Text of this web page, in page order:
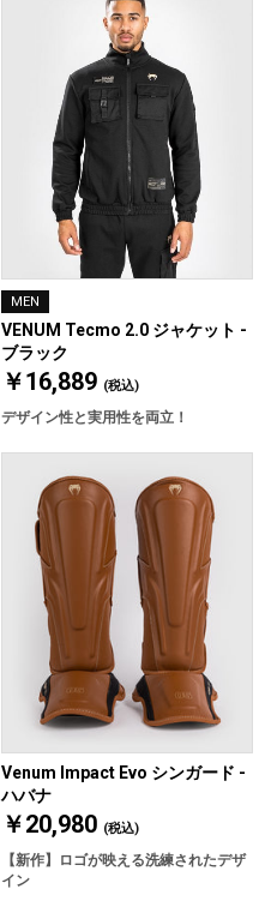
MEN
VENUM Tecmo 2.0 ジャケット -
ブラック
￥16,889 (税込)
デザイン性と実用性を両立！
Venum Impact Evo シンガード -
ハバナ
￥20,980 (税込)
【新作】ロゴが映える洗練されたデザ
イン